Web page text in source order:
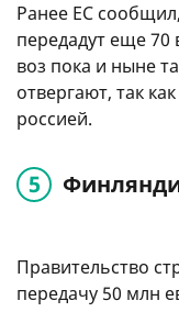
Ранее ЕС
передадут еще 70
воз пока и ныне
отвергают, так
россией.
Правительство
передачу 50 млн